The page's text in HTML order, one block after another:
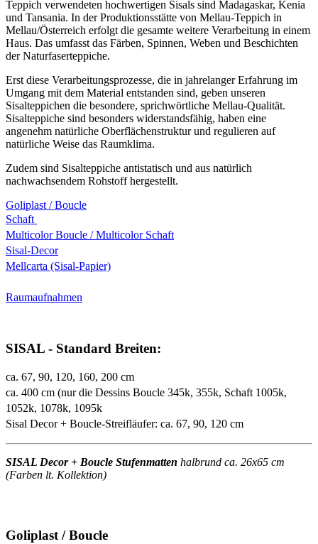
Teppich verwendeten hochwertigen Sisals sind Madagaskar, Kenia
und Tansania. In der Produktionsstätte von Mellau-Teppich in
Mellau/Österreich erfolgt die gesamte weitere Verarbeitung in einem
Haus. Das umfasst das Färben, Spinnen, Weben und Beschichten
der Naturfaserteppiche.
Erst diese Verarbeitungsprozesse, die in jahrelanger Erfahrung im
Umgang mit dem Material entstanden sind, geben unseren
Sisalteppichen die besondere, sprichwörtliche Mellau-Qualität.
Sisalteppiche sind besonders widerstandsfähig, haben eine
angenehm natürliche Oberflächenstruktur und regulieren auf
natürliche Weise das Raumklima.
Zudem sind Sisalteppiche antistatisch und aus natürlich
nachwachsendem Rohstoff hergestellt.
Goliplast / Boucle
Schaft
Multicolor Boucle / Multicolor Schaft
Sisal-Decor
Mellcarta (Sisal-Papier)
Raumaufnahmen
SISAL - Standard Breiten:
ca. 67, 90, 120, 160, 200 cm
ca. 400 cm (nur die Dessins Boucle 345k, 355k, Schaft 1005k,
1052k, 1078k, 1095k
Sisal Decor + Boucle-Streifläufer: ca. 67, 90, 120 cm
SISAL Decor + Boucle Stufenmatten halbrund ca. 26x65 cm
(Farben lt. Kollektion)
Goliplast / Boucle